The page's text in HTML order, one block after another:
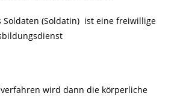
(Soldatin) ist eine freiwillige
wird dann die körperliche